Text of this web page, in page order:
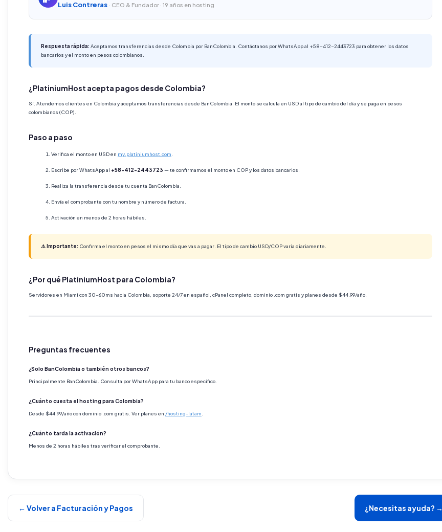
Luis Contreras · CEO & Fundador · 19 años en hosting
Respuesta rápida: Aceptamos transferencias desde Colombia por BanColombia. Contáctanos por WhatsApp al +58-412-2443723 para obtener los datos
bancarios y el monto en pesos colombianos.
¿PlatiniumHost acepta pagos desde Colombia?
Sí. Atendemos clientes en Colombia y aceptamos transferencias desde BanColombia. El monto se calcula en USD al tipo de cambio del día y se paga en pesos
colombianos (COP).
Paso a paso
Verifica el monto en USD en my.platiniumhost.com
Escribe por WhatsApp al +58-412-2443723 — te confirmamos el monto en COP y los datos bancarios.
Realiza la transferencia desde tu cuenta BanColombia.
Envía el comprobante con tu nombre y número de factura.
Activación en menos de 2 horas hábiles.
⚠️ Importante: Confirma el monto en pesos el mismo día que vas a pagar. El tipo de cambio USD/COP varía diariamente.
¿Por qué PlatiniumHost para Colombia?
Servidores en Miami con 30-60ms hacia Colombia, soporte 24/7 en español, cPanel completo, dominio .com gratis y planes desde $44.99/año.
Preguntas frecuentes
¿Solo BanColombia o también otros bancos?
Principalmente BanColombia. Consulta por WhatsApp para tu banco específico.
¿Cuánto cuesta el hosting para Colombia?
Desde $44.99/año con dominio .com gratis. Ver planes en /hosting-latam
¿Cuánto tarda la activación?
Menos de 2 horas hábiles tras verificar el comprobante.
← Volver a Facturación y Pagos ¿Necesitas ayuda? →